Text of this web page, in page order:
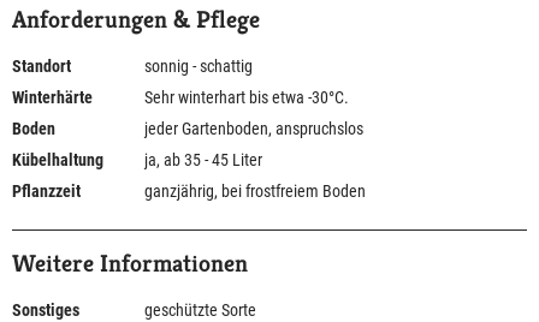
Anforderungen & Pflege
Standort
sonnig - schattig
Winterhärte
Sehr winterhart bis etwa -30°C.
Boden
jeder Gartenboden, anspruchslos
Kübelhaltung
ja, ab 35 - 45 Liter
Pflanzzeit
ganzjährig, bei frostfreiem Boden
Weitere Informationen
Sonstiges geschützte Sorte